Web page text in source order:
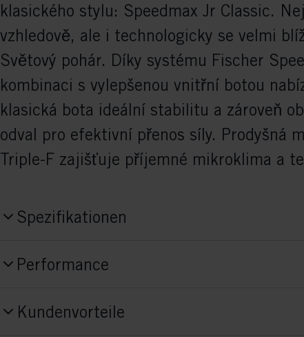
klasického stylu: Speedmax Jr Classic.
vzhledově, ale i technologicky se velmi
Světový pohár. Díky systému Fischer
kombinaci s vylepšenou vnitřní botou
klasická bota ideální stabilitu a zároveň
odval pro efektivní přenos síly. Prodyšná
Triple-F zajišťuje příjemné mikroklima a
Spezifikationen
S40225
Style
Performance
Závod
Kundenvorteile